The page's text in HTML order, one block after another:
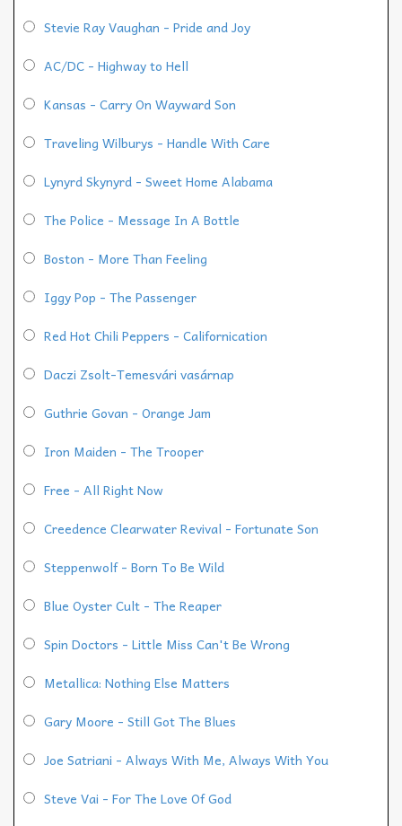
Stevie Ray Vaughan - Pride and Joy
AC/DC - Highway to Hell
Kansas - Carry On Wayward Son
Traveling Wilburys - Handle With Care
Lynyrd Skynyrd - Sweet Home Alabama
The Police - Message In A Bottle
Boston - More Than Feeling
Iggy Pop - The Passenger
Red Hot Chili Peppers - Californication
Daczi Zsolt-Temesvári vasárnap
Guthrie Govan - Orange Jam
Iron Maiden - The Trooper
Free - All Right Now
Creedence Clearwater Revival - Fortunate Son
Steppenwolf - Born To Be Wild
Blue Oyster Cult - The Reaper
Spin Doctors - Little Miss Can't Be Wrong
Metallica: Nothing Else Matters
Gary Moore - Still Got The Blues
Joe Satriani - Always With Me, Always With You
Steve Vai - For The Love Of God